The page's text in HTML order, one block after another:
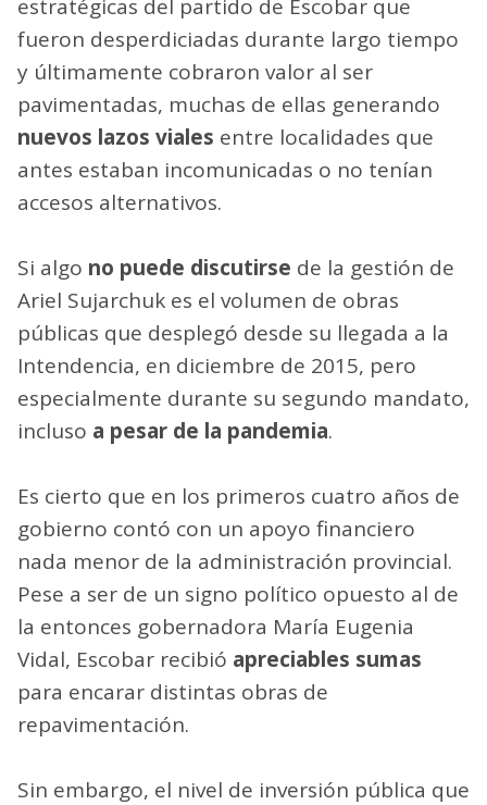
estratégicas del partido de Escobar que
fueron desperdiciadas durante largo tiempo
y últimamente cobraron valor al ser
pavimentadas, muchas de ellas generando
nuevos lazos viales entre localidades que
antes estaban incomunicadas o no tenían
accesos alternativos.
Si algo no puede discutirse de la gestión de
Ariel Sujarchuk es el volumen de obras
públicas que desplegó desde su llegada a la
Intendencia, en diciembre de 2015, pero
especialmente durante su segundo mandato,
incluso a pesar de la pandemia.
Es cierto que en los primeros cuatro años de
gobierno contó con un apoyo financiero
nada menor de la administración provincial.
Pese a ser de un signo político opuesto al de
la entonces gobernadora María Eugenia
Vidal, Escobar recibió apreciables sumas
para encarar distintas obras de
repavimentación.
Sin embargo, el nivel de inversión pública que